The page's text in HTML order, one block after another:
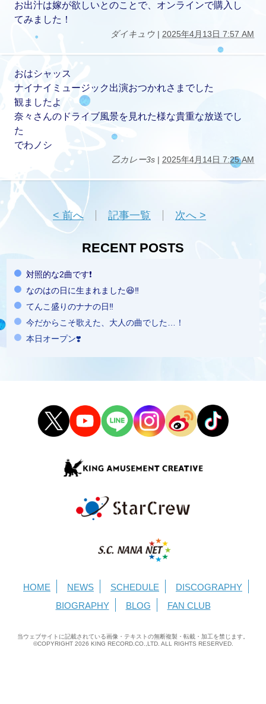
お出汁は嫁が欲しいとのことで、オンラインで購入し
てみました！
ダイキュウ | 2025年4月13日 7:57 AM
おはシャッス
ナイナイミュージック出演おつかれさまでした
観ましたよ
奈々さんのドライブ風景を見れた様な貴重な放送でし
た
でわノシ
乙カレー3s | 2025年4月14日 7:25 AM
< 前へ 記事一覧 次へ >
RECENT POSTS
対照的な2曲です❗️
なのはの日に生まれました😆‼️
てんこ盛りのナナの日‼️
今だからこそ歌えた、大人の曲でした…！
本日オープン❣️
HOME NEWS SCHEDULE
DISCOGRAPHY
BIOGRAPHY
BLOG FAN CLUB
当ウェブサイトに記載されている画像・テキストの無断複製・転載・加工を禁じます。
©COPYRIGHT 2026 KING RECORD.CO.,LTD. ALL RIGHTS RESERVED.